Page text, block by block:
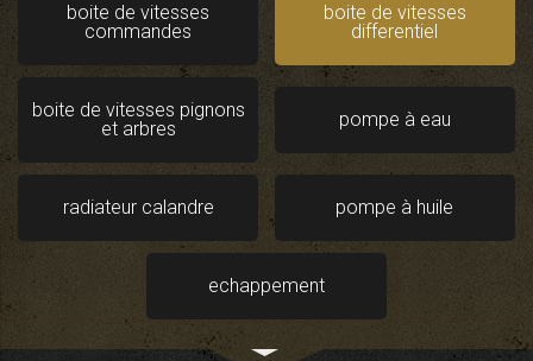
boite de vitesses
commandes
boite de vitesses
differentiel
boite de vitesses pignons
et arbres
pompe à eau
radiateur calandre pompe à huile
echappement